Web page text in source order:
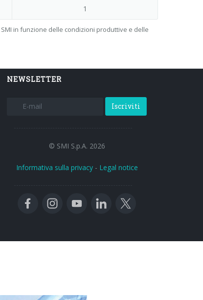
1
in funzione delle condizioni produttive e delle
NEWSLETTER
Iscriviti
© SMI S.p.A. 2026
Informativa sulla privacy- Legal notice